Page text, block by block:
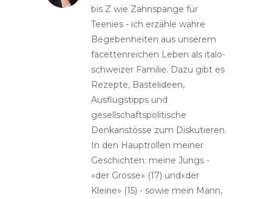
bis Z wie Zahnspange für
Teenies - ich erzähle wahre
Begebenheiten aus unserem
facettenreichen Leben als italo-
schweizer Familie. Dazu gibt es
Rezepte, Bastelideen,
Ausflugstipps und
gesellschaftspolitische
Denkanstösse zum Diskutieren.
In den Hauptrollen meiner
Geschichten: meine Jungs -
«der Grosse» (17) und«der
Kleine» (15) - sowie mein Mann,